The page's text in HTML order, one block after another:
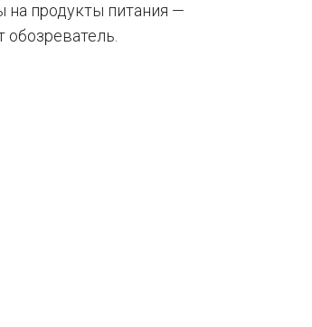
на продукты питания —